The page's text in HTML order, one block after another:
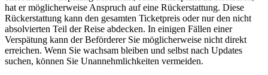
hat er möglicherweise Anspruch auf eine Rückerstattung. Diese
Rückerstattung kann den gesamten Ticketpreis oder nur den nicht
absolvierten Teil der Reise abdecken. In einigen Fällen einer
Verspätung kann der Beförderer Sie möglicherweise nicht direkt
erreichen. Wenn Sie wachsam bleiben und selbst nach Updates
suchen, können Sie Unannehmlichkeiten vermeiden.